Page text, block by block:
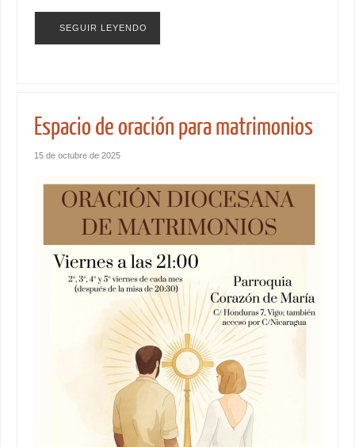
SEGUIR LEYENDO
Espacio de oración para matrimonios
15 de octubre de 2025